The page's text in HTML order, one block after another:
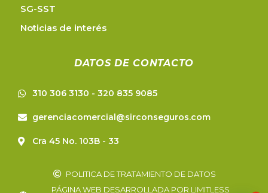
SG-SST
Noticias de interés
DATOS DE CONTACTO
310 306 3130 - 320 835 9085
gerenciacomercial@sirconseguros.com
Cra 45 No. 103B - 33
POLITICA DE TRATAMIENTO DE DATOS
PÁGINA WEB DESARROLLADA POR LIMITLESS